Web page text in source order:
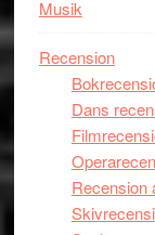
Musik
Recension
Dans
Recension